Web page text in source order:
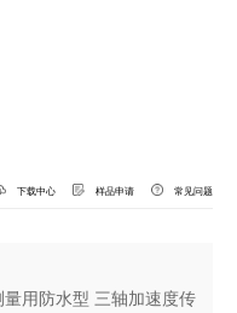
下载中心 样品申请 常见问题
用防水型 三轴加速度传